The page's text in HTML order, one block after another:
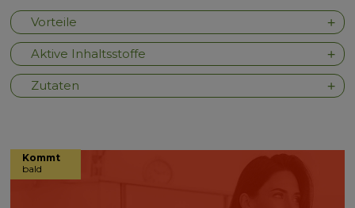
Vorteile
Aktive Inhaltsstoffe
Zutaten
Kommt
bald